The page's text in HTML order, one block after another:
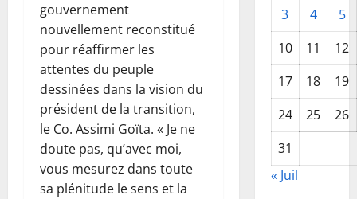
gouvernement
nouvellement reconstitué
pour réaffirmer les
attentes du peuple
dessinées dans la vision du
président de la transition,
le Co. Assimi Goïta. « Je ne
doute pas, qu’avec moi,
vous mesurez dans toute
sa plénitude le sens et la
3 4
5
10
11
12
17
18
19
24
25
26
31
« Juil